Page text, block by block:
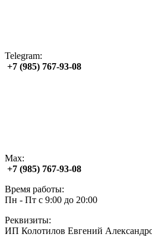
Telegram:
+7 (985) 767‑93‑08
Max:
+7 (985) 767‑93‑08
Время работы:
Пн - Пт с 9:00 до 20:00
Реквизиты:
ИП Колотилов Евгений